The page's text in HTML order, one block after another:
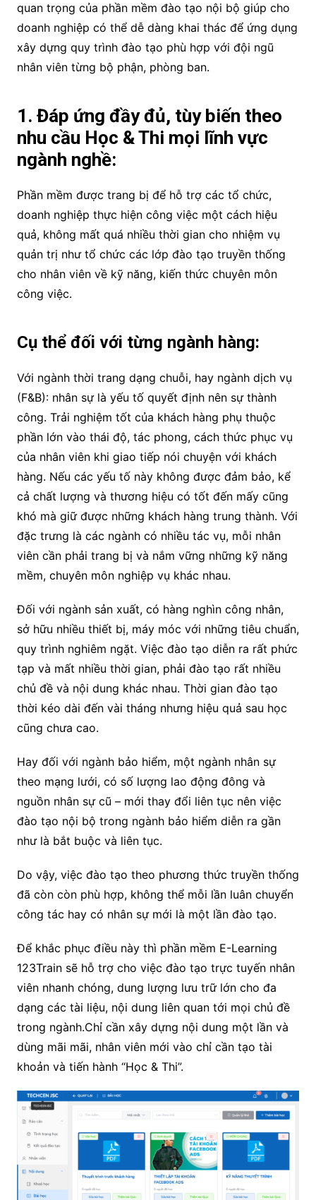
quan trọng của phần mềm đào tạo nội bộ giúp cho
doanh nghiệp có thể dễ dàng khai thác để ứng dụng
xây dựng quy trình đào tạo phù hợp với đội ngũ
nhân viên từng bộ phận, phòng ban.
1. Đáp ứng đầy đủ, tùy biến theo
nhu cầu Học & Thi mọi lĩnh vực
ngành nghề:
Phần mềm được trang bị để hỗ trợ các tổ chức,
doanh nghiệp thực hiện công việc một cách hiệu
quả, không mất quá nhiều thời gian cho nhiệm vụ
quản trị như tổ chức các lớp đào tạo truyền thống
cho nhân viên về kỹ năng, kiến thức chuyên môn
công việc.
Cụ thể đối với từng ngành hàng:
Với ngành thời trang dạng chuỗi, hay ngành dịch vụ
(F&B): nhân sự là yếu tố quyết định nên sự thành
công. Trải nghiệm tốt của khách hàng phụ thuộc
phần lớn vào thái độ, tác phong, cách thức phục vụ
của nhân viên khi giao tiếp nói chuyện với khách
hàng. Nếu các yếu tố này không được đảm bảo, kể
cả chất lượng và thương hiệu có tốt đến mấy cũng
khó mà giữ được những khách hàng trung thành. Với
đặc trưng là các ngành có nhiều tác vụ, mỗi nhân
viên cần phải trang bị và nắm vững những kỹ năng
mềm, chuyên môn nghiệp vụ khác nhau.
Đối với ngành sản xuất, có hàng nghìn công nhân,
sở hữu nhiều thiết bị, máy móc với những tiêu chuẩn,
quy trình nghiêm ngặt. Việc đào tạo diễn ra rất phức
tạp và mất nhiều thời gian, phải đào tạo rất nhiều
chủ đề và nội dung khác nhau. Thời gian đào tạo
thời kéo dài đến vài tháng nhưng hiệu quả sau học
cũng chưa cao.
Hay đối với ngành bảo hiểm, một ngành nhân sự
theo mạng lưới, có số lượng lao động đông và
nguồn nhân sự cũ – mới thay đổi liên tục nên việc
đào tạo nội bộ trong ngành bảo hiểm diễn ra gần
như là bắt buộc và liên tục.
Do vậy, việc đào tạo theo phương thức truyền thống
đã còn còn phù hợp, không thể mỗi lần luân chuyển
công tác hay có nhân sự mới là một lần đào tạo.
Để khắc phục điều này thì phần mềm E-Learning
123Train sẽ hỗ trợ cho việc đào tạo trực tuyến nhân
viên nhanh chóng, dung lượng lưu trữ lớn cho đa
dạng các tài liệu, nội dung liên quan tới mọi chủ đề
trong ngành.Chỉ cần xây dựng nội dung một lần và
dùng mãi mãi, nhân viên mới vào chỉ cần tạo tài
khoản và tiến hành “Học & Thi”.